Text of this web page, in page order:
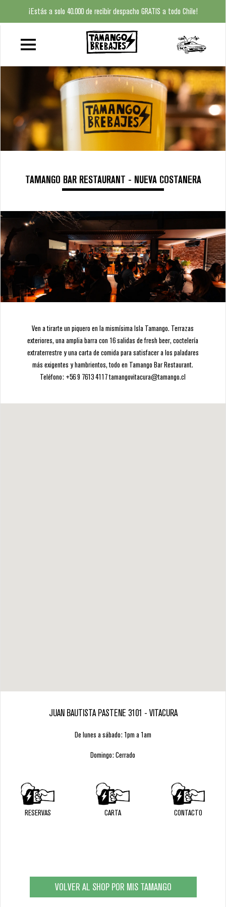
¡Estás a solo 40.000 de recibir despacho GRATIS a todo Chile!
BAR
TAMANGO
FINDER
CONTACTO
INGRESA
TAMANGO BAR RESTAURANT - NUEVA COSTANERA
Ven a tirarte un piquero en la mismísima Isla Tamango. Terrazas
exteriores, una amplia barra con 16 salidas de fresh beer, coctelería
extraterrestre y una carta de comida para satisfacer a los paladares
más exigentes y hambrientos, todo en Tamango Bar Restaurant.
Teléfono: +56 9 7613 4117 tamangovitacura@tamango.cl
JUAN BAUTISTA PASTENE 3101 - VITACURA
De lunes a sábado: 1pm a 1am
Domingo: Cerrado
RESERVAS CARTA CONTACTO
VOLVER AL SHOP POR MIS TAMANGO